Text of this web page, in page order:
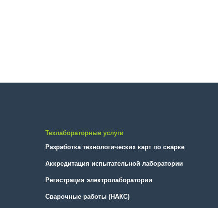
Техлабораторные услуги
Разработка технологических карт по сварке
Аккредитация испытательной лаборатории
Регистрация электролаборатории
Сварочные работы (НАКС)